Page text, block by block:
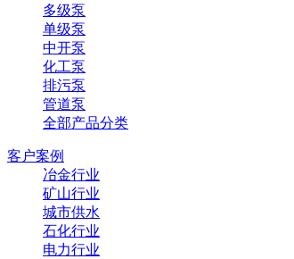
多级泵
单级泵
中开泵
化工泵
排污泵
管道泵
全部产品分类
客户案例
冶金行业
矿山行业
城市供水
石化行业
电力行业